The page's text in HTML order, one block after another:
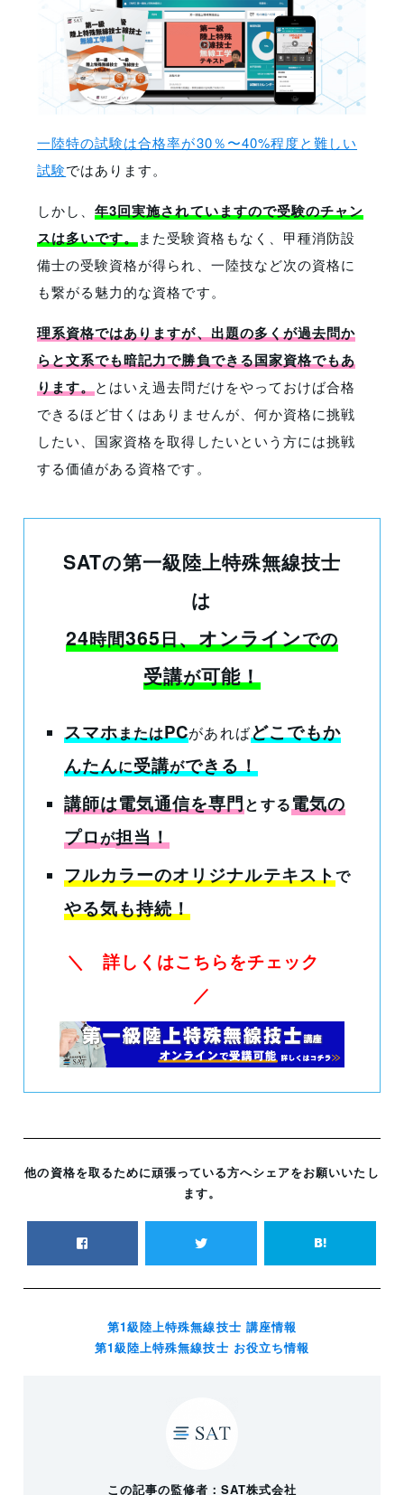
一陸特の試験は合格率が30％〜40%程度と難しい
試験ではあります。
しかし、年3回実施されていますので受験のチャン
スは多いです。また受験資格もなく、甲種消防設
備士の受験資格が得られ、一陸技など次の資格に
も繋がる魅力的な資格です。
理系資格ではありますが、出題の多くが過去問か
らと文系でも暗記力で勝負できる国家資格でもあ
ります。とはいえ過去問だけをやっておけば合格
できるほど甘くはありませんが、何か資格に挑戦
したい、国家資格を取得したいという方には挑戦
する価値がある資格です。
SATの第一級陸上特殊無線技士
は
24時間365日、オンラインでの
受講が可能！
スマホまたはPCがあればどこでもか
んたんに受講ができる！
講師は電気通信を専門とする電気の
プロが担当！
フルカラーのオリジナルテキストで
やる気も持続！
＼ 詳しくはこちらをチェック
／
他の資格を取るために頑張っている方へシェアをお願いいたし
ます。
第1級陸上特殊無線技士 講座情報
第1級陸上特殊無線技士 お役立ち情報
この記事の監修者：SAT株式会社